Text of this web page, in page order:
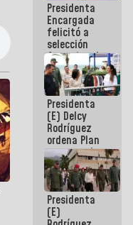
Presidenta
Encargada
felicitó a
selección
femenina de
baloncesto
por su
clasificación
a la
AmeriCup
2027
Presidenta
(E) Delcy
Rodríguez
ordena Plan
maestro de
desarrollo
logístico y
turístico
para La
Guaira
Presidenta
(E)